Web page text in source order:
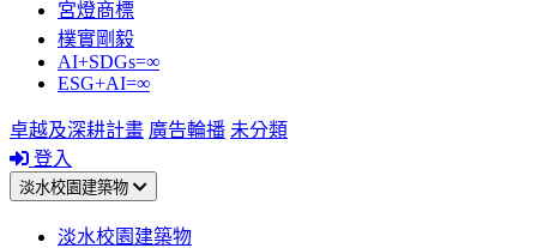
宮燈商標
樸實剛毅
AI+SDGs=∞
ESG+AI=∞
卓越及深耕計畫 廣告輪播 未分類
登入
淡水校園建築物
淡水校園建築物